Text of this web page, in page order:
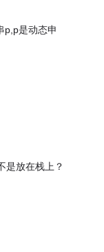
p,p是动态申
是放在栈上？